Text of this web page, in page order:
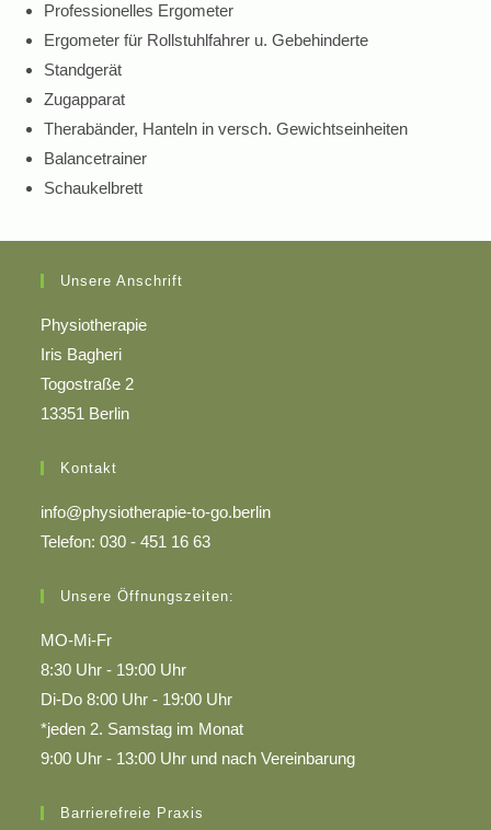
Professionelles Ergometer
Ergometer für Rollstuhlfahrer u. Gebehinderte
Standgerät
Zugapparat
Therabänder, Hanteln in versch. Gewichtseinheiten
Balancetrainer
Schaukelbrett
Unsere Anschrift
Physiotherapie
Iris Bagheri
Togostraße 2
13351 Berlin
Kontakt
info@physiotherapie-to-go.berlin
Telefon: 030 - 451 16 63
Unsere Öffnungszeiten:
MO-Mi-Fr
8:30 Uhr - 19:00 Uhr
Di-Do 8:00 Uhr - 19:00 Uhr
*jeden 2. Samstag im Monat
9:00 Uhr - 13:00 Uhr und nach Vereinbarung
Barrierefreie Praxis